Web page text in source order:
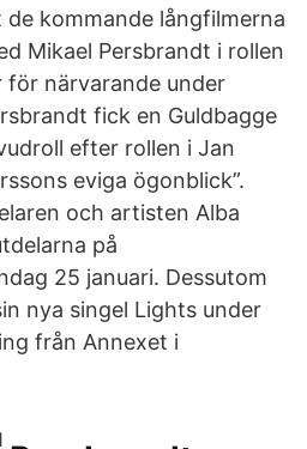
kommande långfilmerna
Mikael Persbrandt i rollen
för närvarande under
fick en Guldbagge
efter rollen i Jan
eviga ögonblick”.
och artisten Alba
på
25 januari. Dessutom
nya singel Lights under
från Annexet i